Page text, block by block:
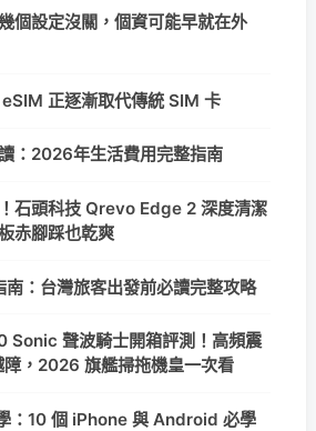
個設定沒關，個資可能早就在外
正逐漸取代傳統 SIM 卡
：2026年生活費用完整指南
石頭科技 Qrevo Edge 2 深度清潔
赤腳踩也乾爽
：台灣旅客出發前必讀完整攻略
Sonic 聲波騎士開箱評測！高頻震
，2026 旗艦掃拖機皇一次看
：10 個 iPhone 與 Android 必學